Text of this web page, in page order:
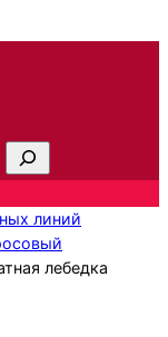
линий
лебедка